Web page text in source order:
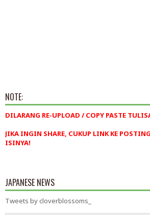
NOTE:
DILARANG RE-UPLOAD / COPY PASTE
JIKA INGIN SHARE, CUKUP LINK KE
ISINYA!
JAPANESE NEWS
Tweets by cloverblossoms_